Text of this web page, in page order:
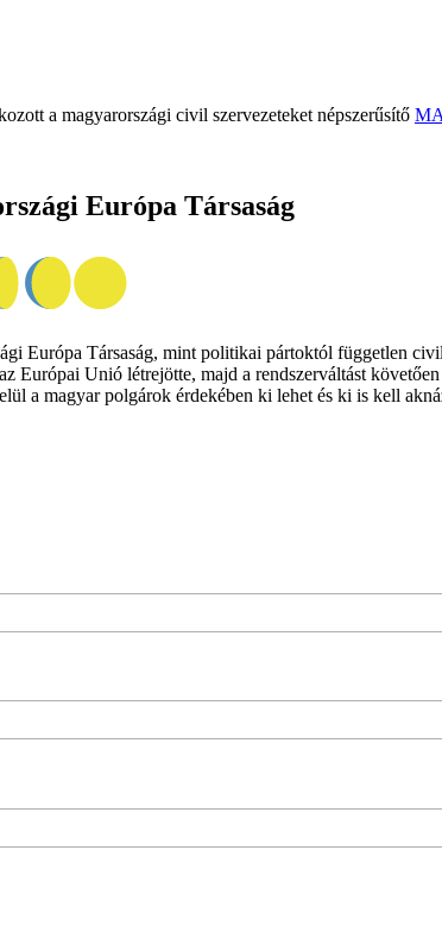
a magyarországi civil szervezeteket népszerűsítő
Európa Társaság
Európa Társaság, mint politikai pártoktól független
Európai Unió létrejötte, majd a rendszerváltást
a magyar polgárok érdekében ki lehet és ki is kell